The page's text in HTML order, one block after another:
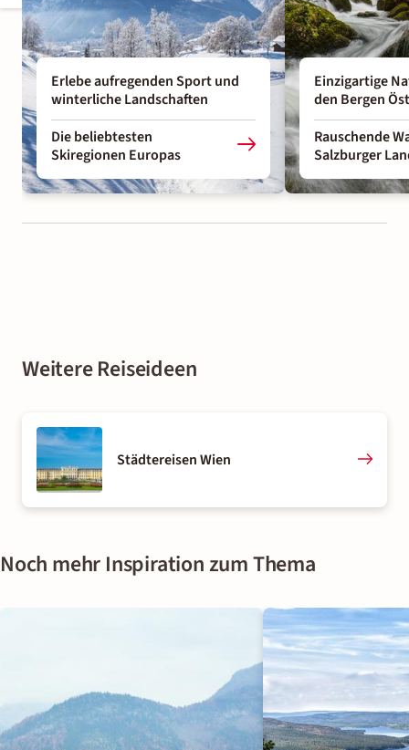
Erlebe aufregenden Sport und
winterliche Landschaften
Die beliebtesten
Skiregionen Europas
Einzigartige
den Bergen
Rauschende
Salzburger
Weitere Reiseideen
Städtereisen Wien
Noch mehr Inspiration zum Thema